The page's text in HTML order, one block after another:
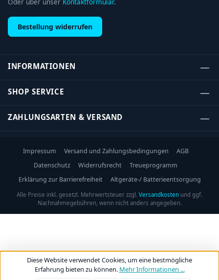
Bestellung widerrufen
INFORMATIONEN
SHOP SERVICE
ZAHLUNGSARTEN & VERSAND
Impressum Versand und Zahlungsbedingungen
AGB
Datenschutz
Widerrufsrecht
Treueprogramm
Erklärung zur Barrierefreiheit
Altgeräte-/ Batterieentsorgung
Alle Preise inkl. gesetzl. Mehrwertsteuer zzgl. Versandkosten und ggf.
Nachnahmegebühren, wenn nicht anders angegeben.
Diese Website verwendet Cookies, um eine bestmögliche
Erfahrung bieten zu können. Mehr Informationen ...